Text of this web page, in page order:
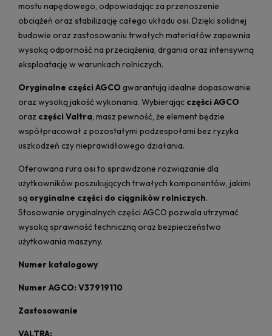
mostu napędowego, odpowiadając za przenoszenie
obciążeń oraz stabilizację całego układu osi. Dzięki solidnej
budowie oraz zastosowaniu trwałych materiałów zapewnia
wysoką odporność na przeciążenia, drgania oraz intensywną
eksploatację w warunkach rolniczych.
Oryginalne części AGCO gwarantują idealne dopasowanie
oraz wysoką jakość wykonania. Wybierając części AGCO
oraz części Valtra, masz pewność, że element będzie
współpracował z pozostałymi podzespołami bez ryzyka
uszkodzeń czy nieprawidłowego działania.
Oferowana rura osi to sprawdzone rozwiązanie dla
użytkowników poszukujących trwałych komponentów, jakimi
są oryginalne części do ciągników rolniczych.
Stosowanie oryginalnych części AGCO pozwala utrzymać
wysoką sprawność techniczną oraz bezpieczeństwo
użytkowania maszyny.
Numer katalogowy
Numer AGCO: V37919110
Zastosowanie
VALTRA: